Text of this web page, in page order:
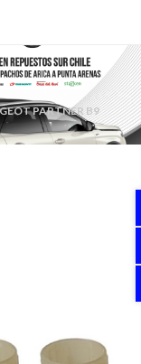
PARTNER B9